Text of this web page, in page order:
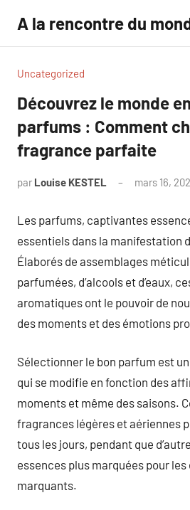
contenu
A la rencontre du
Uncategorized
Découvrez le monde
parfums : Comment
fragrance parfaite
par Louise KESTEL mars 16,
Les parfums, captivantes
essentiels dans la manifestation
Élaborés de assemblages
parfumées, d’alcools et d’eaux,
aromatiques ont le pouvoir de
des moments et des émotions
Sélectionner le bon parfum est
qui se modifie en fonction des
moments et même des saisons.
fragrances légères et aériennes
tous les jours, pendant que
essences plus marquées pour
marquants.